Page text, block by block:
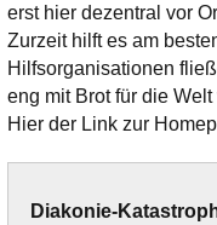
erst hier dezentral vor
Zurzeit hilft es am
Hilfsorganisationen
eng mit Brot für die
Hier der Link zur
Diakonie-